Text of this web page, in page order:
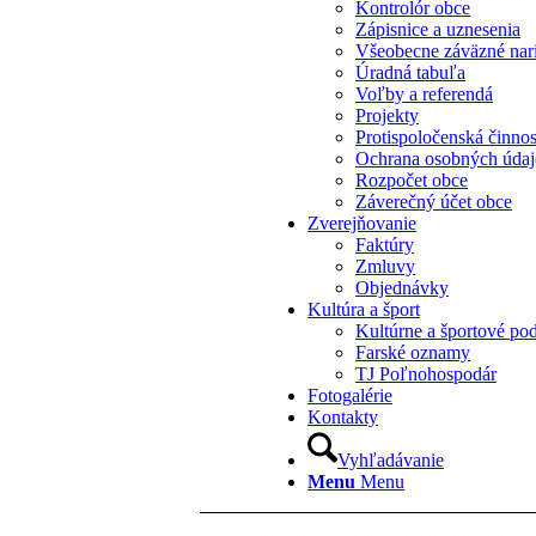
Kontrolór obce
Zápisnice a uznesenia
Všeobecne záväzné
Úradná tabuľa
Voľby a referendá
Projekty
Protispoločenská
Ochrana osobných
Rozpočet obce
Záverečný účet obce
Zverejňovanie
Faktúry
Zmluvy
Objednávky
Kultúra a šport
Kultúrne a športové
Farské oznamy
TJ Poľnohospodár
Fotogalérie
Kontakty
Vyhľadávanie
Menu Menu